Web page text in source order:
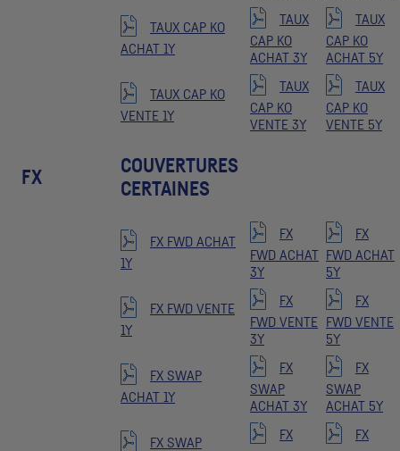
TAUX CAP KO
ACHAT 1Y
TAUX
CAP KO
ACHAT 3Y
TAUX
CAP KO
ACHAT 5Y
TAUX CAP KO
VENTE 1Y
TAUX
CAP KO
VENTE 3Y
TAUX
CAP KO
VENTE 5Y
FX
COUVERTURES
CERTAINES
FX FWD ACHAT
1Y
FX
FWD ACHAT
3Y
FX
FWD ACHAT
5Y
FX FWD VENTE
1Y
FX
FWD VENTE
3Y
FX
FWD VENTE
5Y
FX SWAP
ACHAT 1Y
FX
SWAP
ACHAT 3Y
FX
SWAP
ACHAT 5Y
FX SWAP
FX
FX